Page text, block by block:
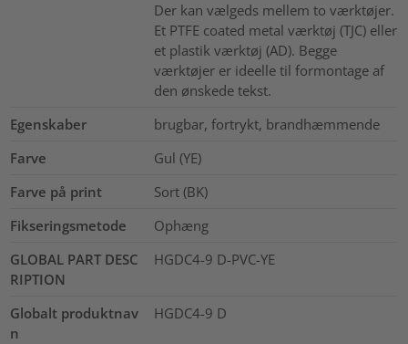
Der kan vælgeds mellem to værktøjer.
Et PTFE coated metal værktøj (TJC) eller
et plastik værktøj (AD). Begge
værktøjer er ideelle til formontage af
den ønskede tekst.
Egenskaber
brugbar, fortrykt, brandhæmmende
Farve
Gul (YE)
Farve på print
Sort (BK)
Fikseringsmetode
Ophæng
GLOBAL PART DESC
RIPTION
HGDC4-9 D-PVC-YE
Globalt produktnav
n
HGDC4-9 D